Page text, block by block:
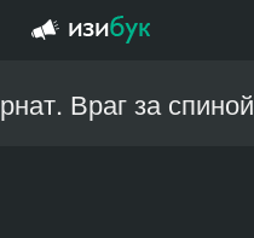
Враг за спиной